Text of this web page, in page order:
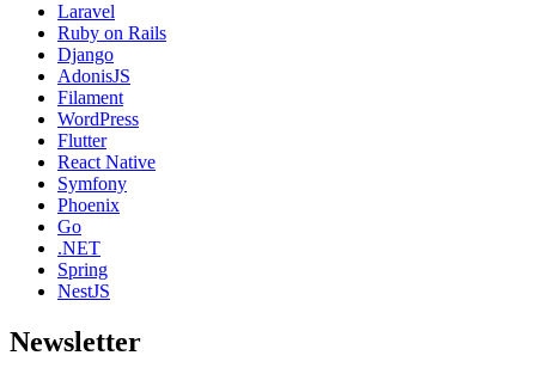
Laravel
Ruby on Rails
Django
AdonisJS
Filament
WordPress
Flutter
React Native
Symfony
Phoenix
Go
.NET
Spring
NestJS
Newsletter